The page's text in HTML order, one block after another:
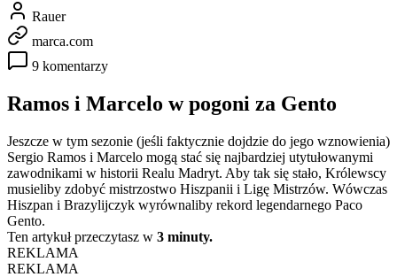
Rauer
marca.com
9 komentarzy
Ramos i Marcelo w pogoni za Gento
Jeszcze w tym sezonie (jeśli faktycznie dojdzie do jego wznowienia)
Sergio Ramos i Marcelo mogą stać się najbardziej utytułowanymi
zawodnikami w historii Realu Madryt. Aby tak się stało, Królewscy
musieliby zdobyć mistrzostwo Hiszpanii i Ligę Mistrzów. Wówczas
Hiszpan i Brazylijczyk wyrównaliby rekord legendarnego Paco
Gento.
Ten artykuł przeczytasz w 3 minuty.
REKLAMA
REKLAMA